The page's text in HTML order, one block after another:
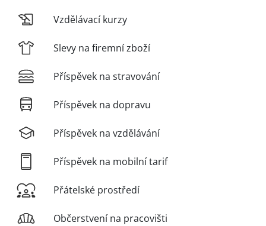
Vzdělávací kurzy
Slevy na firemní zboží
Příspěvek na stravování
Příspěvek na dopravu
Příspěvek na vzdělávání
Příspěvek na mobilní tarif
Přátelské prostředí
Občerstvení na pracovišti